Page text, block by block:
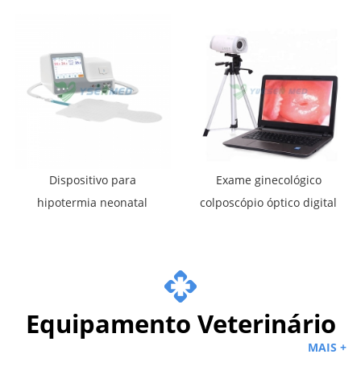
Dispositivo para
hipotermia neonatal
Exame ginecológico
colposcópio óptico digital
Equipamento Veterinário
MAIS +